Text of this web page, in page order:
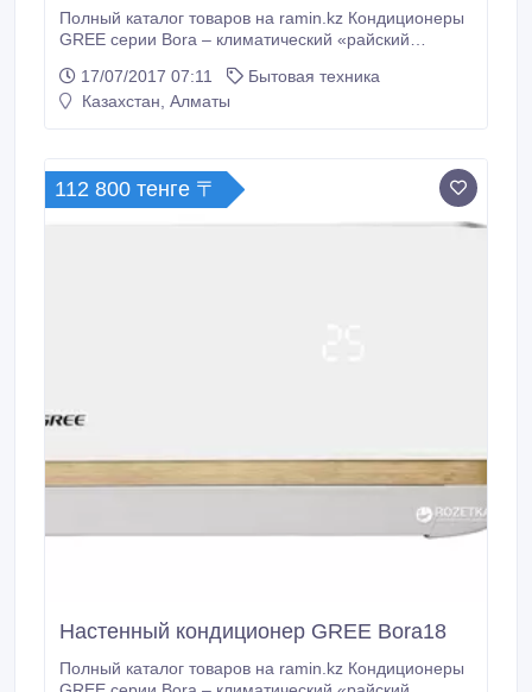
Полный каталог товаров на ramin.kz Кондиционеры
GREE серии Bora – климатический «райский
Рекомендуемая площадь, м2 61/66 Габариты внутр.
блока, мм 970*300*225 Мощность охлаждения, КВт
17/07/2017 07:11
Бытовая техника
Казахстан, Алматы
112 800 тенге 〒
Настенный кондиционер GREE Bora18
Полный каталог товаров на ramin.kz Кондиционеры